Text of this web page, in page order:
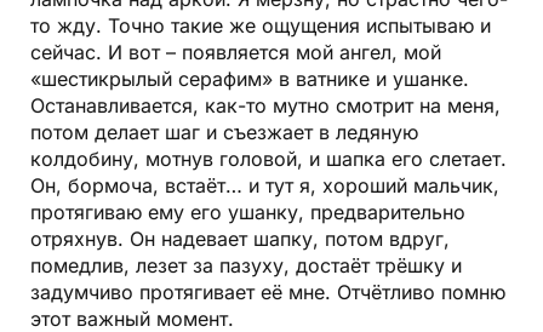
то жду. Точно такие же ощущения испытываю и
сейчас. И вот – появляется мой ангел, мой
«шестикрылый серафим» в ватнике и ушанке.
Останавливается, как-то мутно смотрит на меня,
потом делает шаг и съезжает в ледяную
колдобину, мотнув головой, и шапка его слетает.
Он, бормоча, встаёт… и тут я, хороший мальчик,
протягиваю ему его ушанку, предварительно
отряхнув. Он надевает шапку, потом вдруг,
помедлив, лезет за пазуху, достаёт трёшку и
задумчиво протягивает её мне. Отчётливо помню
этот важный момент.